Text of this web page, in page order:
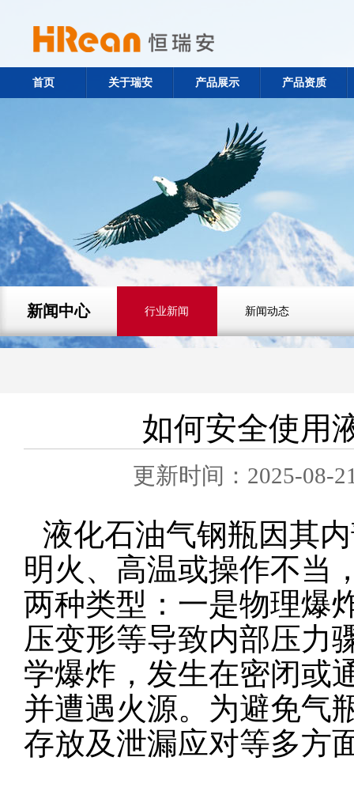
首页 关于瑞安 产品展示 产品资质
新闻中心 行业新闻 新闻动态
如何安全使用
更新时间：
液化石油气钢瓶因其
明火、高温或操作不当
两种类型：一是物理爆
压变形等导致内部压力
学爆炸，发生在密闭或
并遭遇火源。为避免气
存放及泄漏应对等多方